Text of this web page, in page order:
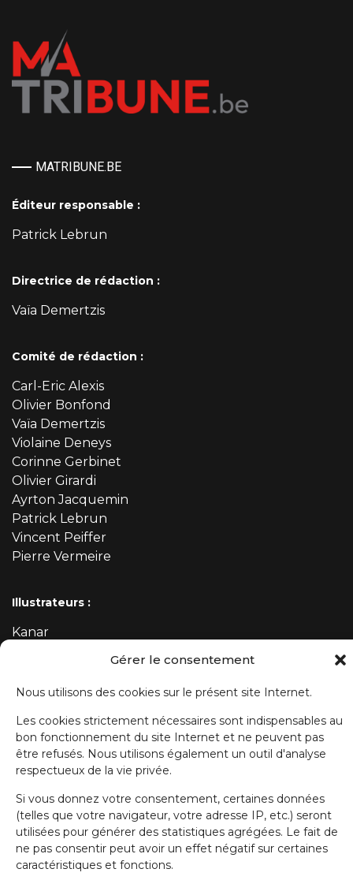
Gérer le consentement
Nous utilisons des cookies sur le présent site Internet.
Les cookies strictement nécessaires sont indispensables au
bon fonctionnement du site Internet et ne peuvent pas
être refusés. Nous utilisons également un outil d'analyse
respectueux de la vie privée.
Si vous donnez votre consentement, certaines données
(telles que votre navigateur, votre adresse IP, etc.) seront
utilisées pour générer des statistiques agrégées. Le fait de
ne pas consentir peut avoir un effet négatif sur certaines
caractéristiques et fonctions.
MATRIBUNE.BE
Éditeur responsable :
Patrick Lebrun
Directrice de rédaction :
Vaïa Demertzis
Comité de rédaction :
Carl-Eric Alexis
Olivier Bonfond
Vaïa Demertzis
Violaine Deneys
Corinne Gerbinet
Olivier Girardi
Ayrton Jacquemin
Patrick Lebrun
Vincent Peiffer
Pierre Vermeire
Illustrateurs :
Kanar
ABONNEZ-VOUS À NOTRE NEWSLETTER
Prénom
Nom de famille
E-mail